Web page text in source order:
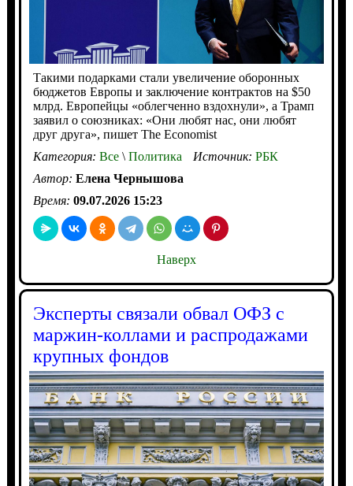
Такими подарками стали увеличение оборонных
бюджетов Европы и заключение контрактов на $50
млрд. Европейцы «облегченно вздохнули», а Трамп
заявил о союзниках: «Они любят нас, они любят
друг друга», пишет The Economist
Категория: Все\Политика Источник: РБК
Автор: Елена Чернышова
Время: 09.07.2026 15:23
Наверх
Эксперты связали обвал ОФЗ с
маржин-коллами и распродажами
крупных фондов